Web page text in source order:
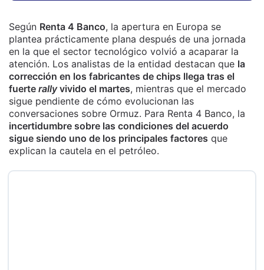
Según Renta 4 Banco, la apertura en Europa se
plantea prácticamente plana después de una jornada
en la que el sector tecnológico volvió a acaparar la
atención. Los analistas de la entidad destacan que la
corrección en los fabricantes de chips llega tras el
fuerte rallyvivido el martes, mientras que el mercado
sigue pendiente de cómo evolucionan las
conversaciones sobre Ormuz. Para Renta 4 Banco, la
incertidumbre sobre las condiciones del acuerdo
sigue siendo uno de los principales factores que
explican la cautela en el petróleo.